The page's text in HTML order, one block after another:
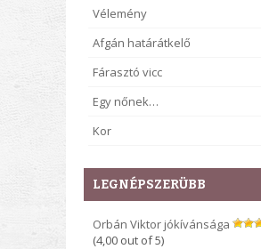
Vélemény
Afgán határátkelő
Fárasztó vicc
Egy nőnek…
Kor
LEGNÉPSZERÜBB
Orbán Viktor jókívánsága
(4,00 out of 5)